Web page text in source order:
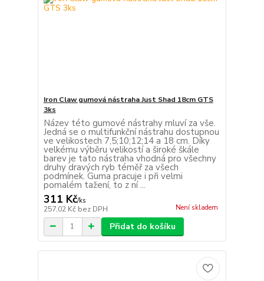
Iron Claw gumová nástraha Just Shad 18cm GTS
3ks
Název této gumové nástrahy mluví za vše.
Jedná se o multifunkční nástrahu dostupnou
ve velikostech 7,5;10;12;14 a 18 cm. Díky
velkému výběru velikostí a široké škále
barev je tato nástraha vhodná pro všechny
druhy dravých ryb téměř za všech
podmínek. Guma pracuje i při velmi
pomalém tažení, to z ní ...
311 Kč/ks
257,02 Kč bez DPH Není skladem
Přidat do košíku